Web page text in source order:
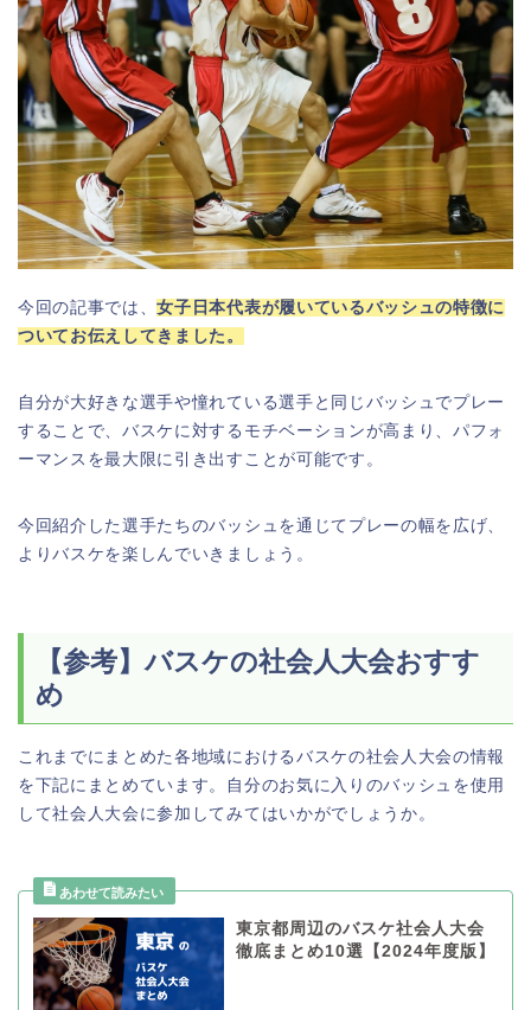
今回の記事では、女子日本代表が履いているバッシュの特徴に
ついてお伝えしてきました。
自分が大好きな選手や憧れている選手と同じバッシュでプレー
することで、バスケに対するモチベーションが高まり、パフォ
ーマンスを最大限に引き出すことが可能です。
今回紹介した選手たちのバッシュを通じてプレーの幅を広げ、
よりバスケを楽しんでいきましょう。
【参考】バスケの社会人大会おすす
め
これまでにまとめた各地域におけるバスケの社会人大会の情報
を下記にまとめています。自分のお気に入りのバッシュを使用
して社会人大会に参加してみてはいかがでしょうか。
東京都周辺のバスケ社会人大会
徹底まとめ10選【2024年度版】